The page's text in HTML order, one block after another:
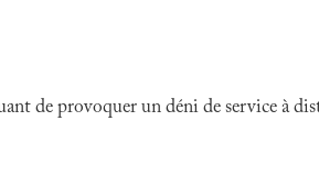
de provoquer un déni de service à